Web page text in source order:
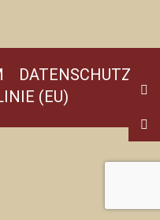
DATENSCHUTZ
(EU)